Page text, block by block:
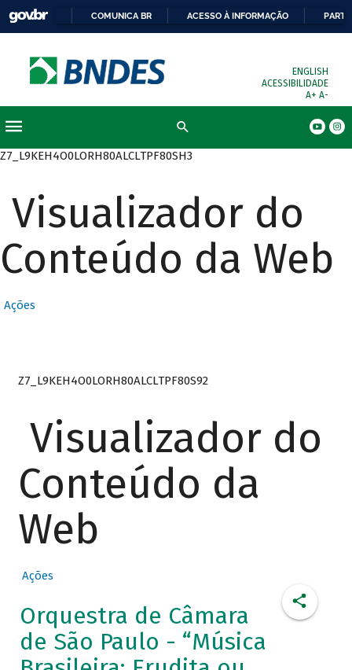
COMUNICA BR ACESSO À INFORMAÇÃO
ENGLISH
ACESSIBILIDADE
A+ A-
Z7_L9KEH4O0LORH80ALCLTPF80SH3
Visualizador do
Conteúdo da Web
Ações
Z7_L9KEH4O0LORH80ALCLTPF80S92
Visualizador do
Conteúdo da
Web
Ações
Orquestra de Câmara
de São Paulo - “Música